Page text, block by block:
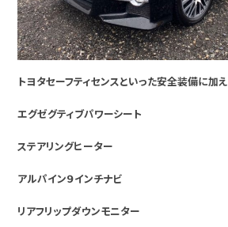
トヨタセーフティセンスといった安全装備に加え
エグゼグティブパワーシート
ステアリングヒーター
アルパイン９インチナビ
リアフリップダウンモニター